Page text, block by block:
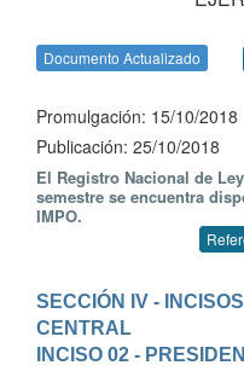
Documento Actualizado
Promulgación: 15/10/2018
Publicación: 25/10/2018
El Registro Nacional de
semestre se encuentra
IMPO.
SECCIÓN IV -
CENTRAL
INCISO 02 -